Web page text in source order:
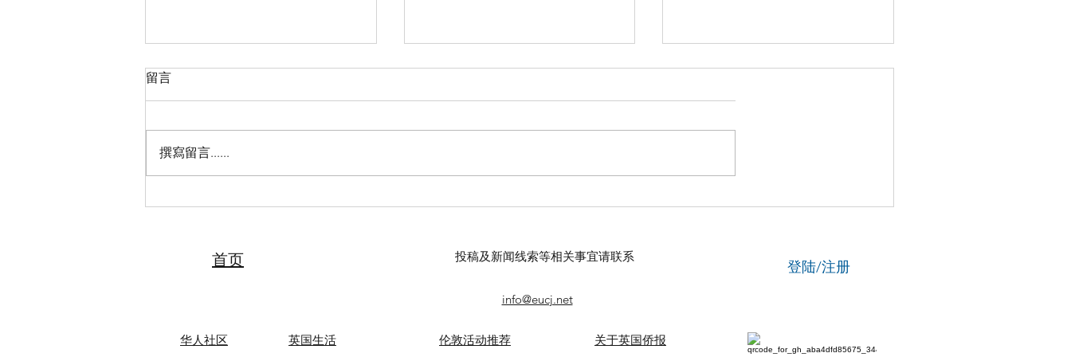
留言
撰寫留言......
首页 投稿及新闻线索等相关事宜请联系
登陆/注册
info@eucj.net
华人社区 英国生活​ 伦敦活动推荐 关于英国侨报